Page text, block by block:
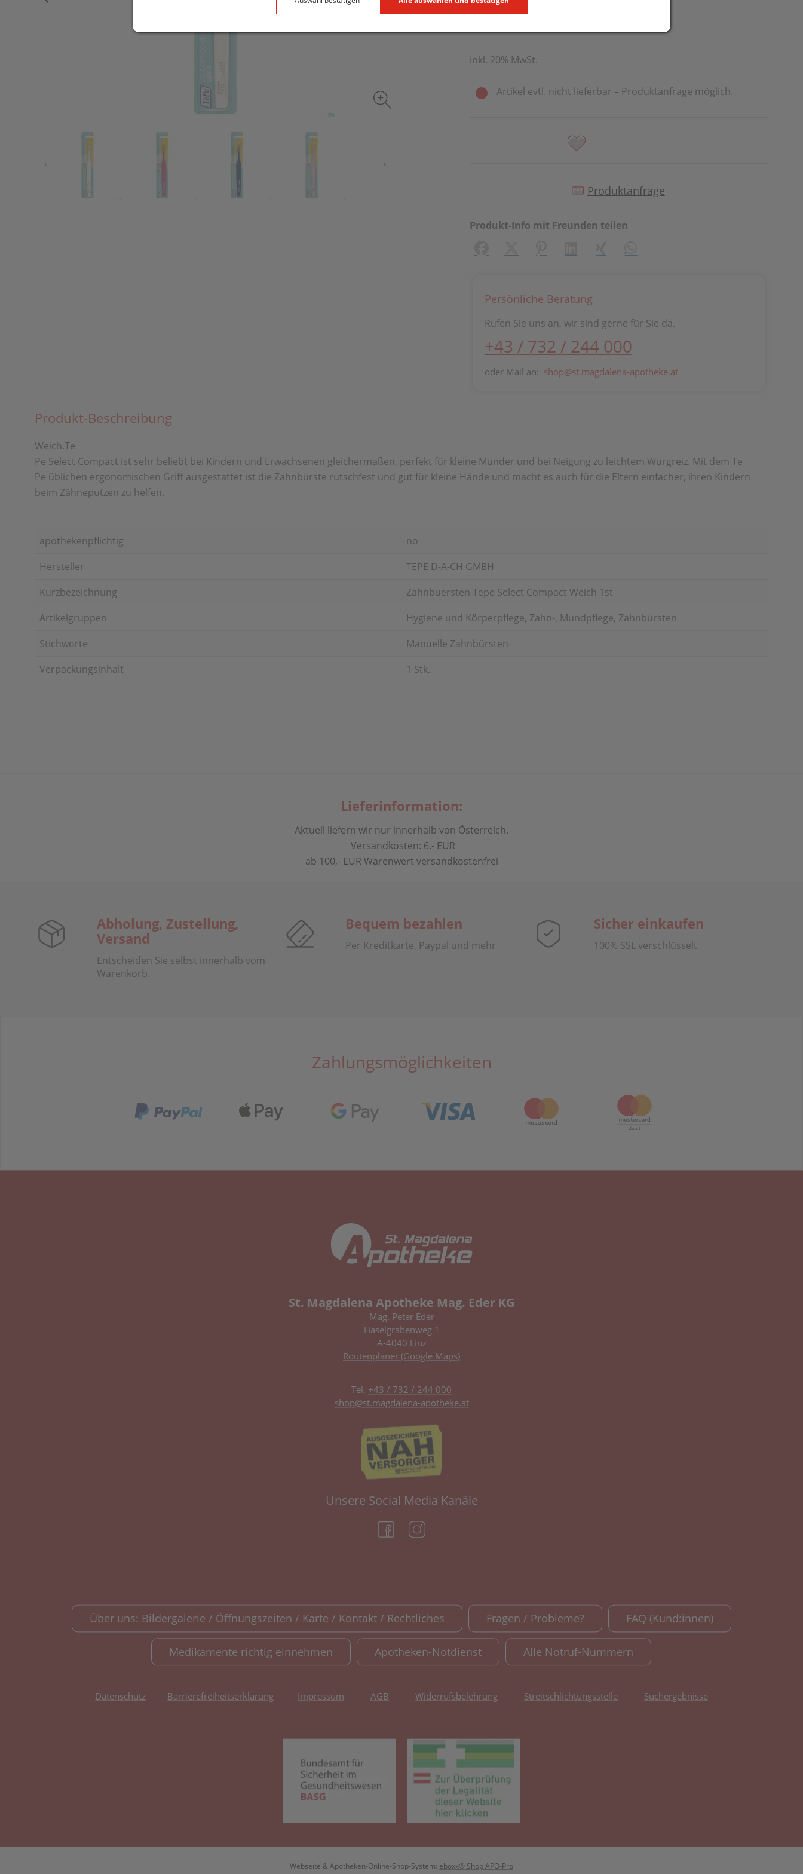
inkl. 20% MwSt.
Artikel evtl. nicht lieferbar – Produktanfrage möglich.
Produktanfrage
Produkt-Info mit Freunden teilen
Persönliche Beratung
Rufen Sie uns an, wir sind gerne für Sie da.
+43 / 732 / 244 000
oder Mail an: shop@st.magdalena-apotheke.at
Produkt-Beschreibung
Weich.Te
Pe Select Compact ist sehr beliebt bei Kindern und Erwachsenen gleichermaßen, perfekt für kleine Münder und bei Neigung zu leichtem Würgreiz. Mit dem Te
Pe üblichen ergonomischen Griff ausgestattet ist die Zahnbürste rutschfest und gut für kleine Hände und macht es auch für die Eltern einfacher, ihren Kindern
beim Zähneputzen zu helfen.
apothekenpflichtig
no
Hersteller
TEPE D-A-CH GMBH
Kurzbezeichnung
Zahnbuersten Tepe Select Compact Weich 1st
Artikelgruppen
Hygiene und Körperpflege, Zahn-, Mundpflege, Zahnbürsten
Stichworte
Manuelle Zahnbürsten
Verpackungsinhalt
1 Stk.
Lieferinformation:
Aktuell liefern wir nur innerhalb von Österreich.
Versandkosten: 6,- EUR
ab 100,- EUR Warenwert versandkostenfrei
Abholung, Zustellung,
Versand
Entscheiden Sie selbst innerhalb vom
Warenkorb.
Bequem bezahlen
Per Kreditkarte, Paypal und mehr
Sicher einkaufen
100% SSL verschlüsselt
Zahlungsmöglichkeiten
St. Magdalena Apotheke Mag. Eder KG
Mag. Peter Eder
Haselgrabenweg 1
A-4040 Linz
Routenplaner (Google Maps)
Tel. +43 / 732 / 244 000
shop@st.magdalena-apotheke.at
Unsere Social Media Kanäle
(öffnet in neuem Tab)
Über uns: Bildergalerie / Öffnungszeiten / Karte / Kontakt / Rechtliches Fragen / Probleme? FAQ (Kund:innen)
Medikamente richtig einnehmen Apotheken-Notdienst Alle Notruf-Nummern
Datenschutz Barrierefreiheitserklärung Impressum AGB Widerrufsbelehrung Streitschlichtungsstelle Suchergebnisse
(öffnet in neuem Tab)
Webseite & Apotheken-Online-Shop-System: eboxx® Shop APO-Pro